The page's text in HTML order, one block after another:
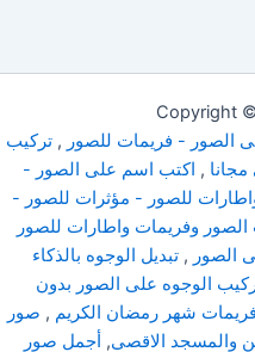
Copyright
الصور - فريمات للصور , تركيب
, اكتب اسم على الصور -
للصور - مؤثرات للصور -
الصور وفريمات واطارات للصور
الصور ,تبديل الوجوه بالذكاء
الوجوه على الصور بدون
شهر رمضان الكريم , صور
والمسجد الاقصى, أجمل صور